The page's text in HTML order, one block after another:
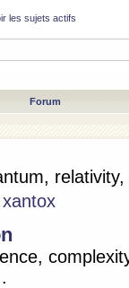
les sujets actifs
Forum
xantox